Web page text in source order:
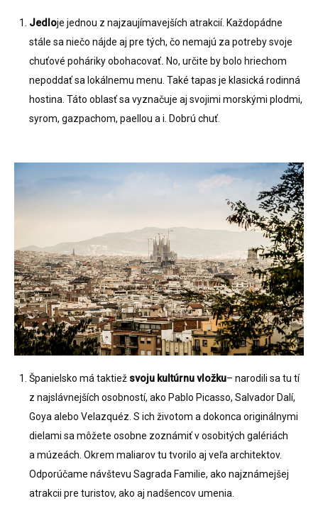
Jedloje jednou z najzaujímavejších atrakcií. Každopádne
stále sa niečo nájde aj pre tých, čo nemajú za potreby svoje
chuťové poháriky obohacovať. No, určite by bolo hriechom
nepoddať sa lokálnemu menu. Také tapas je klasická rodinná
hostina. Táto oblasť sa vyznačuje aj svojimi morskými plodmi,
syrom, gazpachom, paellou a i. Dobrú chuť.
Španielsko má taktiež svoju kultúrnu vložku– narodili sa tu tí
z najslávnejších osobností, ako Pablo Picasso, Salvador Dalí,
Goya alebo Velazquéz. S ich životom a dokonca originálnymi
dielami sa môžete osobne zoznámiť v osobitých galériách
a múzeách. Okrem maliarov tu tvorilo aj veľa architektov.
Odporúčame návštevu Sagrada Familie, ako najznámejšej
atrakcii pre turistov, ako aj nadšencov umenia.